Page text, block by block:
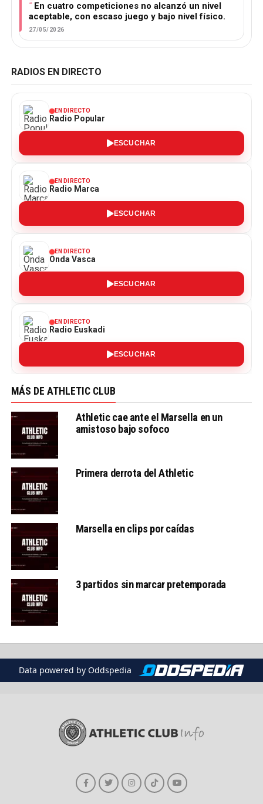
En cuatro competiciones no alcanzó un nivel
aceptable, con escaso juego y bajo nivel físico.
27/05/2026
RADIOS EN DIRECTO
EN DIRECTO
Radio Popular
ESCUCHAR
EN DIRECTO
Radio Marca
ESCUCHAR
EN DIRECTO
Onda Vasca
ESCUCHAR
EN DIRECTO
Radio Euskadi
ESCUCHAR
MÁS DE ATHLETIC CLUB
Athletic cae ante el Marsella en un
amistoso bajo sofoco
Primera derrota del Athletic
Marsella en clips por caídas
3 partidos sin marcar pretemporada
Data powered by Oddspedia